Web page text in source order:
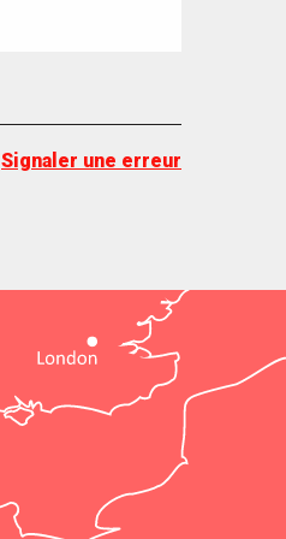
Signaler une erreur